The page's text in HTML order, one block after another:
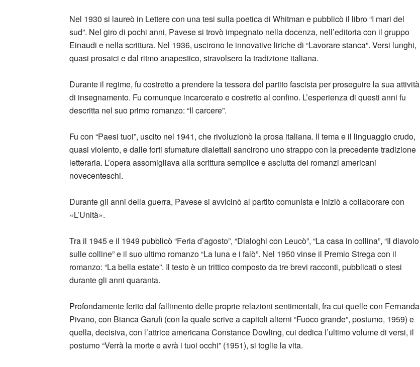
Nel 1930 si laureò in Lettere con una tesi sulla poetica di Whitman e pubblicò il libro “I mari del
sud”. Nel giro di pochi anni, Pavese si trovò impegnato nella docenza, nell’editoria con il gruppo
Einaudi e nella scrittura. Nel 1936, uscirono le innovative liriche di “Lavorare stanca”. Versi lunghi,
quasi prosaici e dal ritmo anapestico, stravolsero la tradizione italiana.
Durante il regime, fu costretto a prendere la tessera del partito fascista per proseguire la sua attività
di insegnamento. Fu comunque incarcerato e costretto al confino. L’esperienza di questi anni fu
descritta nel suo primo romanzo: “Il carcere”.
Fu con “Paesi tuoi”, uscito nel 1941, che rivoluzionò la prosa italiana. Il tema e il linguaggio crudo,
quasi violento, e dalle forti sfumature dialettali sancirono uno strappo con la precedente tradizione
letteraria. L’opera assomigliava alla scrittura semplice e asciutta dei romanzi americani
novecenteschi.
Durante gli anni della guerra, Pavese si avvicinò al partito comunista e iniziò a collaborare con
«L’Unità».
Tra il 1945 e il 1949 pubblicò “Feria d’agosto”, “Dialoghi con Leucò”, “La casa in collina”, “Il diavolo
sulle colline” e il suo ultimo romanzo “La luna e i falò”. Nel 1950 vinse il Premio Strega con il
romanzo: “La bella estate”. Il testo è un trittico composto da tre brevi racconti, pubblicati o stesi
durante gli anni quaranta.
Profondamente ferito dal fallimento delle proprie relazioni sentimentali, fra cui quelle con Fernanda
Pivano, con Bianca Garufi (con la quale scrive a capitoli alterni “Fuoco grande”, postumo, 1959) e
quella, decisiva, con l’attrice americana Constance Dowling, cui dedica l’ultimo volume di versi, il
postumo “Verrà la morte e avrà i tuoi occhi” (1951), si toglie la vita.